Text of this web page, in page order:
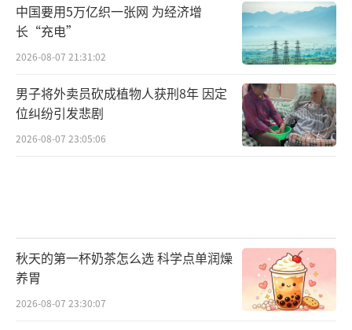
中国要用5万亿织一张网 为经济增
长“充电”
2026-08-07 21:31:02
男子将外卖员砍成植物人获刑8年 因定
位纠纷引发悲剧
2026-08-07 23:05:06
秋天的第一杯奶茶怎么选 科学点单润燥
养胃
2026-08-07 23:30:07